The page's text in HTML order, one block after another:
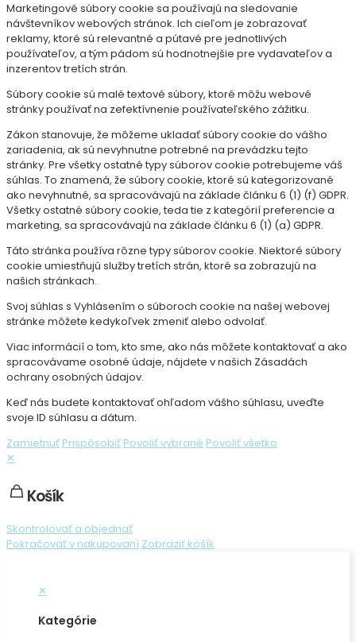
Marketingové súbory cookie sa používajú na sledovanie
návštevníkov webových stránok. Ich cieľom je zobrazovať
reklamy, ktoré sú relevantné a pútavé pre jednotlivých
používateľov, a tým pádom sú hodnotnejšie pre vydavateľov a
inzerentov tretích strán.
Súbory cookie sú malé textové súbory, ktoré môžu webové
stránky používať na zefektívnenie používateľského zážitku.
Zákon stanovuje, že môžeme ukladať súbory cookie do vášho
zariadenia, ak sú nevyhnutne potrebné na prevádzku tejto
stránky. Pre všetky ostatné typy súborov cookie potrebujeme váš
súhlas. To znamená, že súbory cookie, ktoré sú kategorizované
ako nevyhnutné, sa spracovávajú na základe článku 6 (1) (f) GDPR.
Všetky ostatné súbory cookie, teda tie z kategórií preferencie a
marketing, sa spracovávajú na základe článku 6 (1) (a) GDPR.
Táto stránka používa rôzne typy súborov cookie. Niektoré súbory
cookie umiestňujú služby tretích strán, ktoré sa zobrazujú na
našich stránkach.
Svoj súhlas s Vyhlásením o súboroch cookie na našej webovej
stránke môžete kedykoľvek zmeniť alebo odvolať.
Viac informácií o tom, kto sme, ako nás môžete kontaktovať a ako
spracovávame osobné údaje, nájdete v našich Zásadách
ochrany osobných údajov.
Keď nás budete kontaktovať ohľadom vášho súhlasu, uveďte
svoje ID súhlasu a dátum.
Zamietnuť Prispôsobiť Povoliť vybrané Povoliť všetko
✕
Košík
Skontrolovať a objednať
Pokračovať v nakupovaní Zobraziť košík
✕
Kategórie